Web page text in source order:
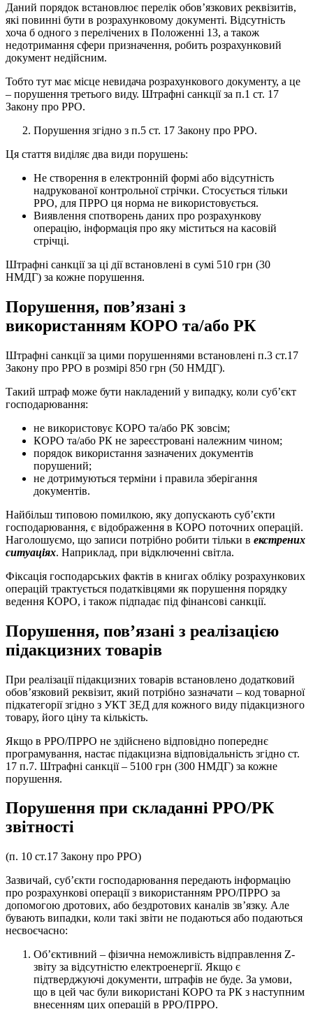
Даний порядок встановлює перелік обов’язкових реквізитів,
які повинні бути в розрахунковому документі. Відсутність
хоча б одного з перелічених в Положенні 13, а також
недотримання сфери призначення, робить розрахунковий
документ недійсним.
Тобто тут має місце невидача розрахункового документу, а це
– порушення третього виду. Штрафні санкції за п.1 ст. 17
Закону про РРО.
Порушення згідно з п.5 ст. 17 Закону про РРО.
Ця стаття виділяє два види порушень:
Не створення в електронній формі або відсутність
надрукованої контрольної стрічки. Стосується тільки
РРО, для ПРРО ця норма не використовується.
Виявлення спотворень даних про розрахункову
операцію, інформація про яку міститься на касовій
стрічці.
Штрафні санкції за ці дії встановлені в сумі 510 грн (30
НМДГ) за кожне порушення.
Порушення, пов’язані з
використанням КОРО та/або РК
Штрафні санкції за цими порушеннями встановлені п.3 ст.17
Закону про РРО в розмірі 850 грн (50 НМДГ).
Такий штраф може бути накладений у випадку, коли суб’єкт
господарювання:
не використовує КОРО та/або РК зовсім;
КОРО та/або РК не зареєстровані належним чином;
порядок використання зазначених документів
порушений;
не дотримуються терміни і правила зберігання
документів.
Найбільш типовою помилкою, яку допускають суб’єкти
господарювання, є відображення в КОРО поточних операцій.
Наголошуємо, що записи потрібно робити тільки в екстрених
ситуаціях. Наприклад, при відключенні світла.
Фіксація господарських фактів в книгах обліку розрахункових
операцій трактується податківцями як порушення порядку
ведення КОРО, і також підпадає під фінансові санкції.
Порушення, пов’язані з реалізацією
підакцизних товарів
При реалізації підакцизних товарів встановлено додатковий
обов’язковий реквізит, який потрібно зазначати – код товарної
підкатегорії згідно з УКТ ЗЕД для кожного виду підакцизного
товару, його ціну та кількість.
Якщо в РРО/ПРРО не здійснено відповідно попереднє
програмування, настає підакцизна відповідальність згідно ст.
17 п.7. Штрафні санкції – 5100 грн (300 НМДГ) за кожне
порушення.
Порушення при складанні РРО/РК
звітності
(п. 10 ст.17 Закону про РРО)
Зазвичай, суб’єкти господарювання передають інформацію
про розрахункові операції з використанням РРО/ПРРО за
допомогою дротових, або бездротових каналів зв’язку. Але
бувають випадки, коли такі звіти не подаються або подаються
несвоєчасно:
Об’єктивний – фізична неможливість відправлення Z-
звіту за відсутністю електроенергії. Якщо є
підтверджуючі документи, штрафів не буде. За умови,
що в цей час були використані КОРО та РК з наступним
внесенням цих операцій в РРО/ПРРО.